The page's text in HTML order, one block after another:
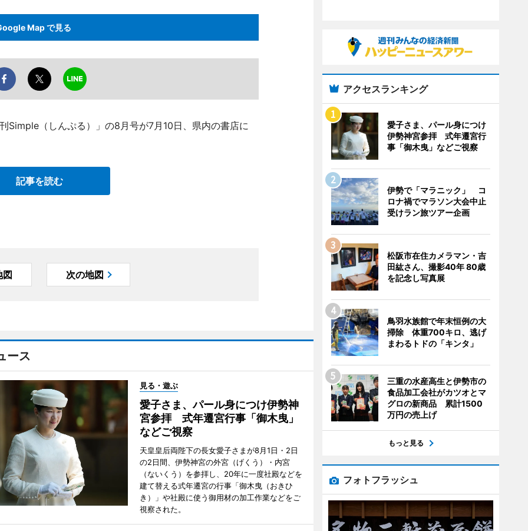
Map で見る
Simple（しんぷる）」の8月号が7月10日、県内の書店に
記事を読む
図 次の地図
ース
見る・遊ぶ
愛子さま、パール身につけ伊勢神
宮参拝 式年遷宮行事「御木曳」
などご視察
天皇皇后両陛下の長女愛子さまが8月1日・2日
の2日間、伊勢神宮の外宮（げくう）・内宮
（ないくう）を参拝し、20年に一度社殿などを
建て替える式年遷宮の行事「御木曳（おきひ
き）」や社殿に使う御用材の加工作業などをご
視察された。
アクセスランキング
愛子さま、パール身につけ
伊勢神宮参拝 式年遷宮行
事「御木曳」などご視察
伊勢で「マラニック」 コ
ロナ禍でマラソン大会中止
受けラン旅ツアー企画
松阪市在住カメラマン・吉
田紘さん、撮影40年 80歳
を記念し写真展
鳥羽水族館で年末恒例の大
掃除 体重700キロ、逃げ
まわるトドの「キンタ」
三重の水産高生と伊勢市の
食品加工会社がカツオとマ
グロの新商品 累計1500
万円の売上げ
もっと見る
フォトフラッシュ